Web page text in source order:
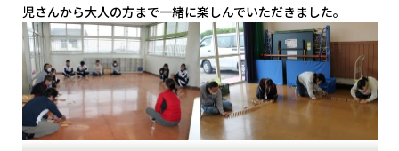
児さんから大人の方まで一緒に楽しんでいただきました。